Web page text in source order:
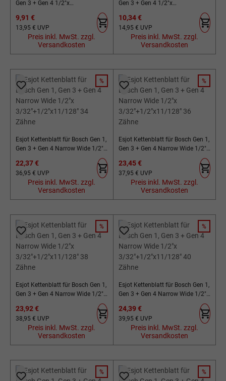
Gen 3 + Gen 4 1/2"x
Verkaufspreis:
9,91 €
Regulärer Preis:
13,95 € UVP
Preis inkl. MwSt. zzgl.
Versandkosten
Gen 3 + Gen 4 1/2"x
Verkaufspreis:
10,34 €
Regulärer Preis:
14,95 € UVP
Preis inkl. MwSt. zzgl.
Versandkosten
RABATT
%
Esjot Kettenblatt für Bosch Gen 1,
Gen 3 + Gen 4 Narrow Wide 1/2"x
Verkaufspreis:
22,37 €
Regulärer Preis:
36,95 € UVP
Preis inkl. MwSt. zzgl.
Versandkosten
RABATT
%
Esjot Kettenblatt für Bosch Gen 1,
Gen 3 + Gen 4 Narrow Wide 1/2"x
Verkaufspreis:
23,45 €
Regulärer Preis:
37,95 € UVP
Preis inkl. MwSt. zzgl.
Versandkosten
RABATT
%
Esjot Kettenblatt für Bosch Gen 1,
Gen 3 + Gen 4 Narrow Wide 1/2"x
Verkaufspreis:
23,92 €
Regulärer Preis:
38,95 € UVP
Preis inkl. MwSt. zzgl.
Versandkosten
RABATT
%
Esjot Kettenblatt für Bosch Gen 1,
Gen 3 + Gen 4 Narrow Wide 1/2"x
Verkaufspreis:
24,39 €
Regulärer Preis:
39,95 € UVP
Preis inkl. MwSt. zzgl.
Versandkosten
RABATT
% RABATT
%